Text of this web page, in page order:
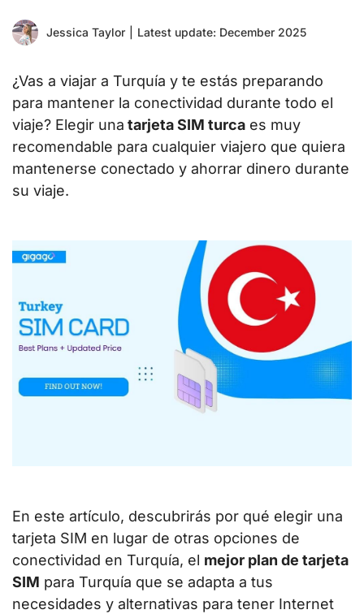
Jessica Taylor Latest update: December 2025
¿Vas a viajar a Turquía y te estás preparando
para mantener la conectividad durante todo el
viaje? Elegir una tarjeta SIM turca es muy
recomendable para cualquier viajero que quiera
mantenerse conectado y ahorrar dinero durante
su viaje.
En este artículo, descubrirás por qué elegir una
tarjeta SIM en lugar de otras opciones de
conectividad en Turquía, el mejor plan de tarjeta
SIM para Turquía que se adapta a tus
necesidades y alternativas para tener Internet